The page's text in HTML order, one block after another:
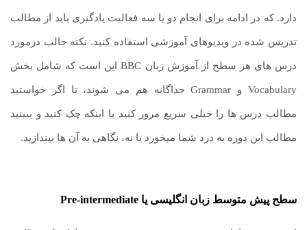
دارد. که در ادامه برای انجام دو یا سه فعالیت یادگیری باید از مطالب
تدریس شده در ویدیوهای آموزشی استفاده کنید. نکته جالب درمورد
درس های هر سطح از آموزش زبان BBC این است که شامل بخش
Vocabulary و Grammar جداگانه هم می شوند، تا اگر خواستید
مطالب درس ها را خیلی سریع مرور کنید یا اینکه چک کنید و ببینید
مطالب این دوره به درد شما میخورد یا نه، نگاهی به آن ها بیندازید.
سطح پیش متوسط زبان انگلیسی یا Pre-intermediate